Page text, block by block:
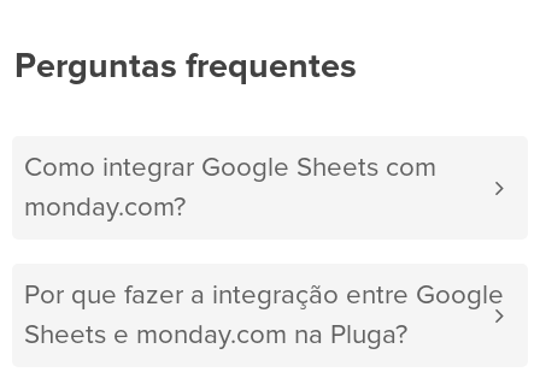
Perguntas frequentes
Como integrar Google Sheets com
monday.com?
Por que fazer a integração entre Google
Sheets e monday.com na Pluga?